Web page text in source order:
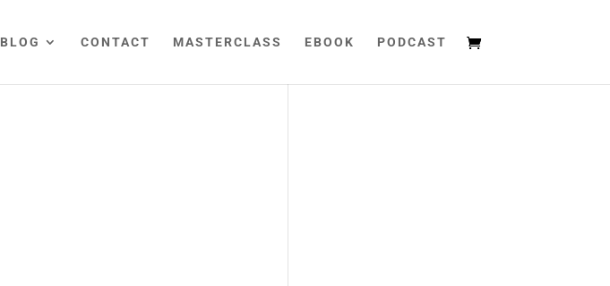
BLOG CONTACT MASTERCLASS EBOOK PODCAST